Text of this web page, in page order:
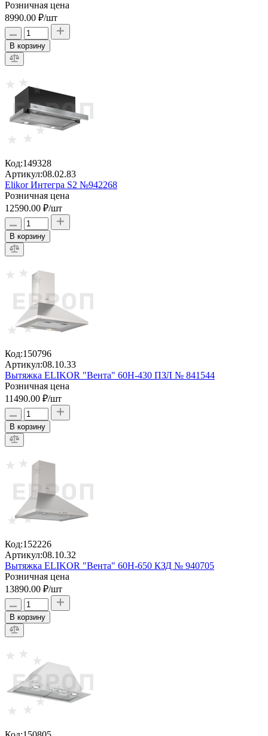
Розничная цена
8990.00 ₽/шт
В корзину
Код:149328
Артикул:08.02.83
Elikor Интегра S2 №942268
Розничная цена
12590.00 ₽/шт
В корзину
Код:150796
Артикул:08.10.33
Вытяжка ELIKOR "Вента" 60Н-430 ПЗЛ № 841544
Розничная цена
11490.00 ₽/шт
В корзину
Код:152226
Артикул:08.10.32
Вытяжка ELIKOR "Вента" 60Н-650 КЗД № 940705
Розничная цена
13890.00 ₽/шт
В корзину